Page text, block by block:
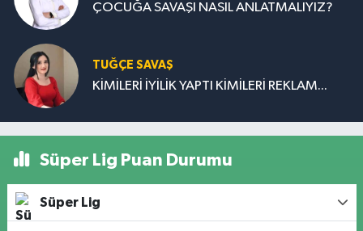
ÇOCUĞA SAVAŞI NASIL ANLATMALIYIZ?
TUĞÇE SAVAŞ
KİMİLERİ İYİLİK YAPTI KİMİLERİ REKLAM...
Süper Lig Puan Durumu
Süper Lig